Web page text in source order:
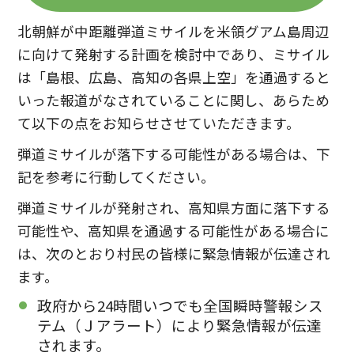
北朝鮮が中距離弾道ミサイルを米領グアム島周辺
に向けて発射する計画を検討中であり、ミサイル
は「島根、広島、高知の各県上空」を通過すると
いった報道がなされていることに関し、あらため
て以下の点をお知らせさせていただきます。
弾道ミサイルが落下する可能性がある場合は、下
記を参考に行動してください。
弾道ミサイルが発射され、高知県方面に落下する
可能性や、高知県を通過する可能性がある場合に
は、次のとおり村民の皆様に緊急情報が伝達され
ます。
政府から24時間いつでも全国瞬時警報シス
テム（Ｊアラート）により緊急情報が伝達
されます。